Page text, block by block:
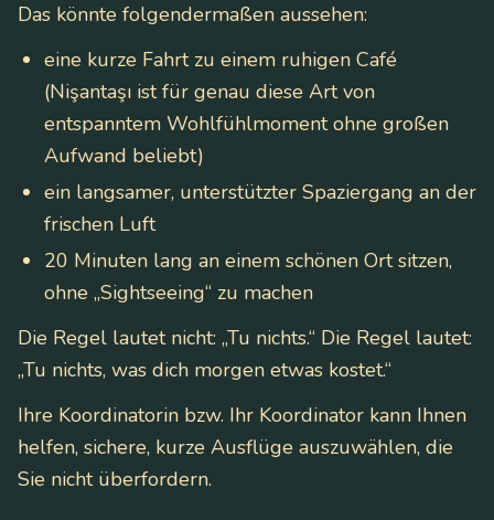
Das könnte folgendermaßen aussehen:
eine kurze Fahrt zu einem ruhigen Café
(Nişantaşı ist für genau diese Art von
entspanntem Wohlfühlmoment ohne großen
Aufwand beliebt)
ein langsamer, unterstützter Spaziergang an der
frischen Luft
20 Minuten lang an einem schönen Ort sitzen,
ohne „Sightseeing“ zu machen
Die Regel lautet nicht: „Tu nichts.“ Die Regel lautet:
„Tu nichts, was dich morgen etwas kostet.“
Ihre Koordinatorin bzw. Ihr Koordinator kann Ihnen
helfen, sichere, kurze Ausflüge auszuwählen, die
Sie nicht überfordern.